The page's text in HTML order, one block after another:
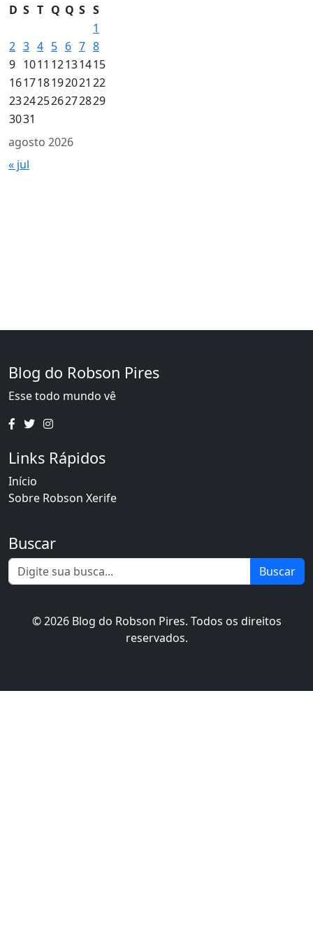
agosto 2026
D S T Q Q S S
1
2 3 4 5 6 7 8
9 1011 12131415
161718192021 22
23242526272829
3031
« jul
Blog do Robson Pires
Esse todo mundo vê
Links Rápidos
Início
Sobre Robson Xerife
Buscar
Buscar
© 2026 Blog do Robson Pires. Todos os direitos
reservados.